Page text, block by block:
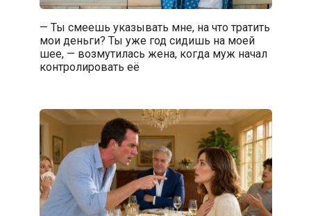
— Ты смеешь указывать мне, на что тратить
мои деньги? Ты уже год сидишь на моей
шее, — возмутилась жена, когда муж начал
контролировать её